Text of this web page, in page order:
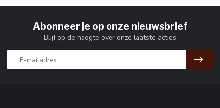
Abonneer je op onze nieuwsbrief
Blijf op de hoogte over onze laatste acties